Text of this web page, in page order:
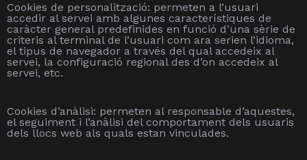
Cookies de personalització: permeten a l’usuari
accedir al servei amb algunes característiques de
caràcter general predefinides en funció d’una sèrie de
criteris al terminal de l’usuari com ara serien l’idioma,
el tipus de navegador a través del qual accedeix al
servei, la configuració regional des d’on accedeix al
servei, etc.
Cookies d’anàlisi: permeten al responsable d’aquestes,
el seguiment i l’anàlisi del comportament dels usuaris
dels llocs web als quals estan vinculades.